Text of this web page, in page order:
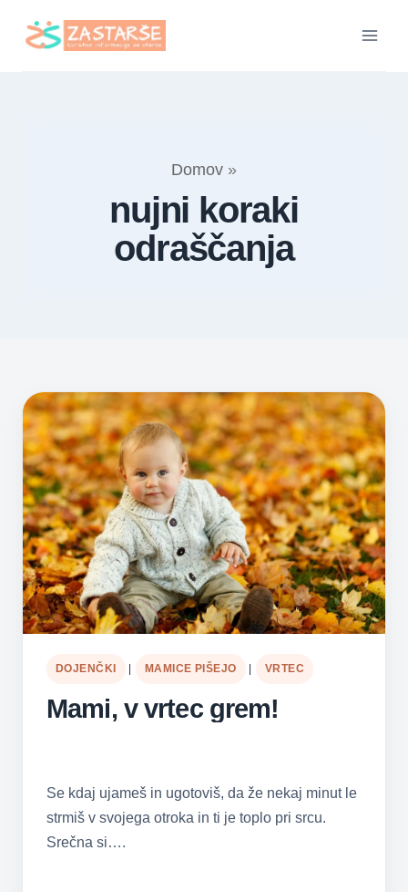
Domov »
nujni koraki
odraščanja
DOJENČKI MAMICE PIŠEJO VRTEC
Mami, v vrtec grem!
Se kdaj ujameš in ugotoviš, da že nekaj minut le
strmiš v svojega otroka in ti je toplo pri srcu.
Srečna si….